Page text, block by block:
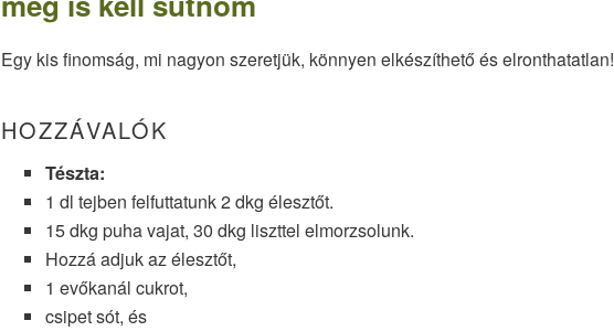
Egy kis finomság, mi nagyon szeretjük, könnyen elkészíthető és elronthatatlan!
HOZZÁVALÓK
Tészta:
1 dl tejben felfuttatunk 2 dkg élesztőt.
15 dkg puha vajat, 30 dkg liszttel elmorzsolunk.
Hozzá adjuk az élesztőt,
1 evőkanál cukrot,
csipet sót, és